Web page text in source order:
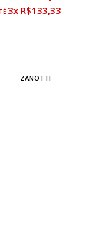
3x R$133,33
ZANOTTI